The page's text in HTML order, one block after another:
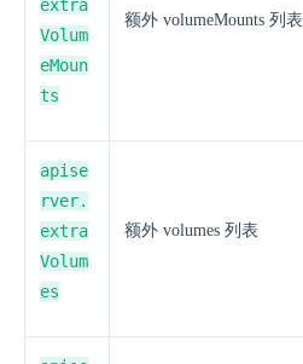
extra
Volum
eMoun
ts
额外 volumeMounts 列表
apise
rver.
extra
Volum
es
额外 volumes 列表